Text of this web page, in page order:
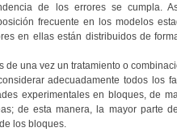
de los errores se cumpla.
frecuente en los modelos
en ellas están distribuidos de
de una vez un tratamiento o
adecuadamente todos los
experimentales en bloques, de
de esta manera, la mayor parte
los bloques.